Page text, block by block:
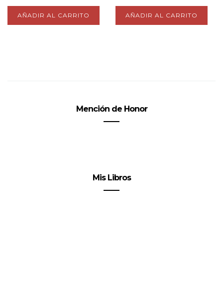
AÑADIR AL CARRITO AÑADIR AL CARRITO
Mención de Honor
Mis Libros